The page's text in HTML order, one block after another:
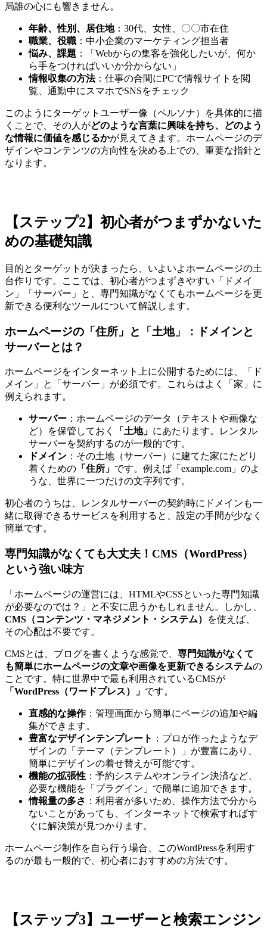
局誰の心にも響きません。
年齢、性別、居住地：30代、女性、〇〇市在住
職業、役職 ：中小企業のマーケティング担当者
悩み、課題 ：「Webからの集客を強化したいが、何か
ら手をつければいいか分からない」
情報収集の方法：仕事の合間にPCで情報サイトを閲
覧、通勤中にスマホでSNSをチェック
このようにターゲットユーザー像（ペルソナ）を具体的に描
くことで、その人がどのような言葉に興味を持ち、どのよう
な情報に価値を感じるかが見えてきます。ホームページのデ
ザインやコンテンツの方向性を決める上での、重要な指針と
なります。
【ステップ2】初心者がつまずかないた
めの基礎知識
目的とターゲットが決まったら、いよいよホームページの土
台作りです。ここでは、初心者がつまずきやすい「ドメイ
ン」「サーバー」と、専門知識がなくてもホームページを更
新できる便利なツールについて解説します。
ホームページの「住所」と「土地」：ドメインと
サーバーとは？
ホームページをインターネット上に公開するためには、「ド
メイン」と「サーバー」が必須です。これらはよく「家」に
例えられます。
サーバー ：ホームページのデータ（テキストや画像な
ど）を保管しておく
「土地」 にあたります。レンタル
サーバーを契約するのが一般的です。
ドメイン ：その土地（サーバー）に建てた家にたどり
着くための 「住所」 です。例えば「example.com」のよ
うな、世界に一つだけの文字列です。
初心者のうちは、レンタルサーバーの契約時にドメインも一
緒に取得できるサービスを利用すると、設定の手間が少なく
簡単です。
専門知識がなくても大丈夫！CMS（WordPress）
という強い味方
「ホームページの運営には、HTMLやCSSといった専門知識
が必要なのでは？」と不安に思うかもしれません。しかし、
CMS（コンテンツ・マネジメント・システム）
を使えば、
その心配は不要です。
CMSとは、ブログを書くような感覚で、 専門知識がなくて
も簡単にホームページの文章や画像を更新できるシステムの
ことです。特に世界中で最も利用されているCMSが
「WordPress（ワードプレス）」 です。
直感的な操作：管理画面から簡単にページの追加や編
集ができます。
豊富なデザインテンプレート ：プロが作ったようなデ
ザインの「テーマ（テンプレート）」が豊富にあり、
簡単にデザインの着せ替えが可能です。
機能の拡張性 ：予約システムやオンライン決済など、
必要な機能を「プラグイン」で簡単に追加できます。
情報量の多さ ：利用者が多いため、操作方法で分から
ないことがあっても、インターネットで検索すればす
ぐに解決策が見つかります。
ホームページ制作を自ら行う場合、このWordPressを利用す
るのが最も一般的で、初心者におすすめの方法です。
【ステップ3】ユーザーと検索エンジン